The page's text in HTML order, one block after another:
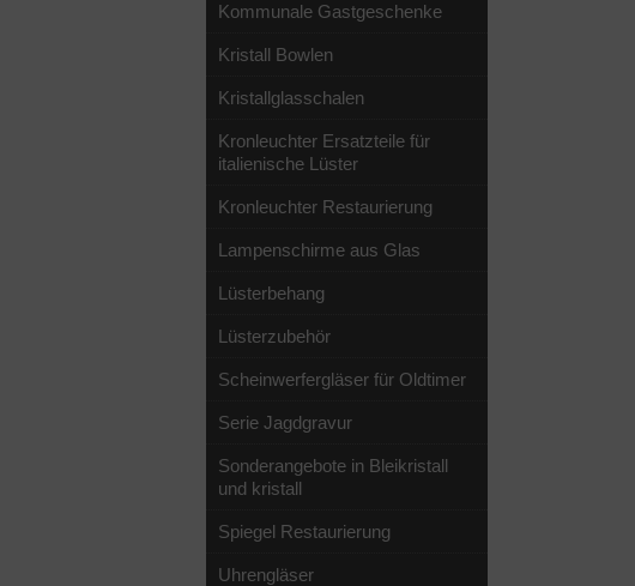
Kommunale Gastgeschenke
Kristall Bowlen
Kristallglasschalen
Kronleuchter Ersatzteile für
italienische Lüster
Kronleuchter Restaurierung
Lampenschirme aus Glas
Lüsterbehang
Lüsterzubehör
Scheinwerfergläser für Oldtimer
Serie Jagdgravur
Sonderangebote in Bleikristall
und kristall
Spiegel Restaurierung
Uhrengläser